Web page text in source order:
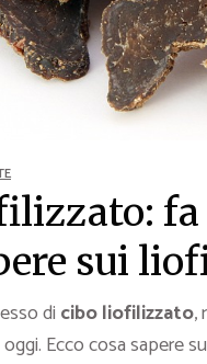
per Ingrediente
sui
di cibo liofilizzato,
Ecco cosa sapere su